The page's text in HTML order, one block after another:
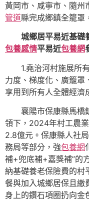
黃岡市、咸寧市、隨州
管道縣完成鄉鎮全籠罩
城鄉居平易近基礎
包養感情平易近包養網
1.堯治河村施展所
力度、梯度化、廣籠罩
享用到所有人全體經濟
襄陽市保康縣馬橋
領下，‌2024年村工農
2.8億元。保康縣人社
務局等部分，強包養網
補+兜底補+嘉獎補”的
納基礎養老保險費的村
餐與加入城鄉居保且
身上的鑽石項圈扔向金